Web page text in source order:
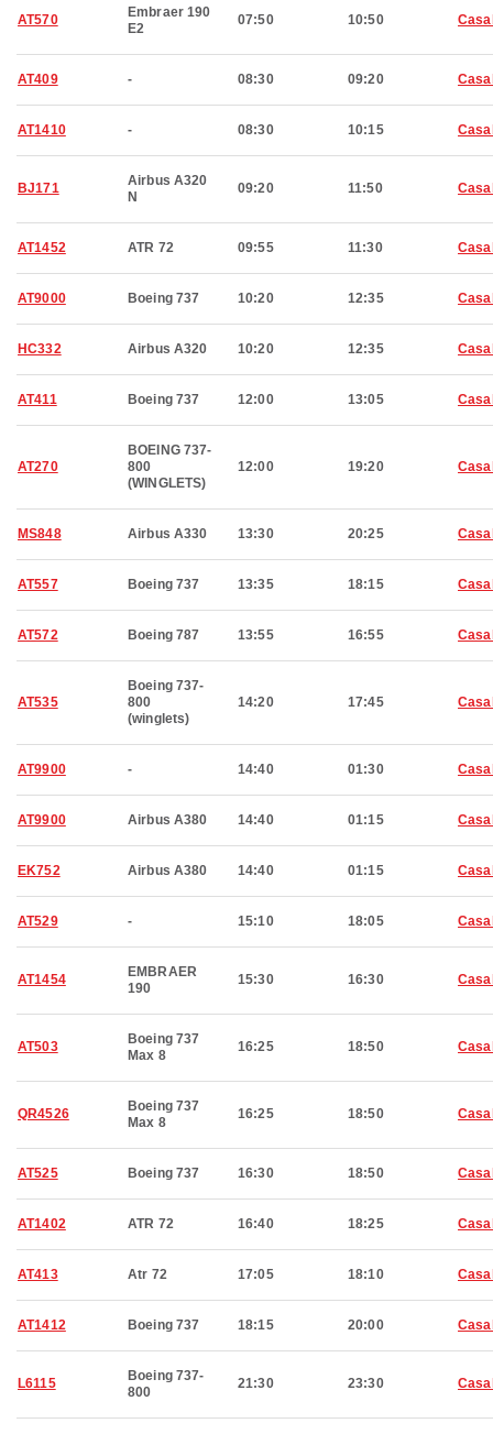
AT570
Embraer 190
E2
07:50 10:50
AT409 - 08:30 09:20
AT1410 - 08:30 10:15
BJ171
Airbus A320
N
09:20 11:50
AT1452 ATR 72 09:55 11:30
AT9000 Boeing 737 10:20 12:35
HC332 Airbus A320 10:20 12:35
AT411 Boeing 737 12:00 13:05
AT270
BOEING 737-
800
(WINGLETS)
12:00 19:20
MS848 Airbus A330 13:30 20:25
AT557 Boeing 737 13:35 18:15
AT572 Boeing 787 13:55 16:55
AT535
Boeing 737-
800
(winglets)
14:20 17:45
AT9900 - 14:40 01:30
AT9900 Airbus A380 14:40 01:15
EK752 Airbus A380 14:40 01:15
AT529 - 15:10 18:05
AT1454
EMBRAER
190
15:30 16:30
AT503
Boeing 737
Max 8
16:25 18:50
QR4526
Boeing 737
Max 8
16:25 18:50
AT525 Boeing 737 16:30 18:50
AT1402 ATR 72 16:40 18:25
AT413 Atr 72 17:05 18:10
AT1412 Boeing 737 18:15 20:00
L6115
Boeing 737-
800
21:30 23:30